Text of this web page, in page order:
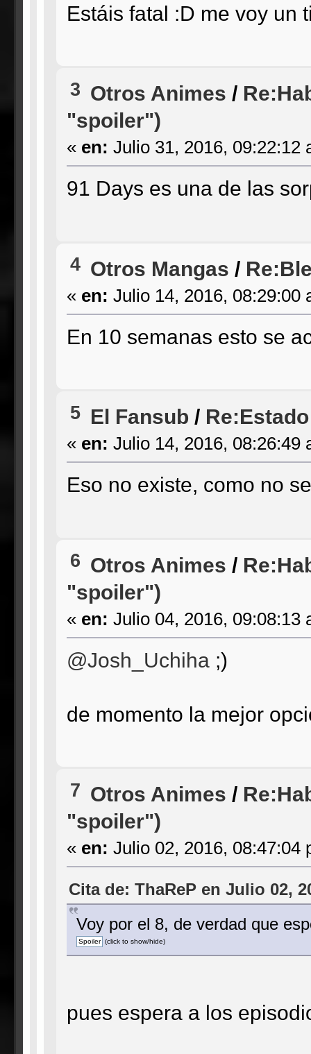
Estáis fatal :D me voy un
3 Otros Animes /
"spoiler")
« en: Julio 31, 2016, 09:22:12
91 Days es una de las
4 Otros Mangas /
« en: Julio 14, 2016, 08:29:00
En 10 semanas esto se
5 El Fansub /
« en: Julio 14, 2016, 08:26:49
Eso no existe, como no
6 Otros Animes /
"spoiler")
« en: Julio 04, 2016, 09:08:13
@Josh_Uchiha;)
de momento la mejor
7 Otros Animes /
"spoiler")
« en: Julio 02, 2016, 08:47:04
Cita de: ThaReP en Julio 02,
Voy por el 8, de verdad que
(click to show/hide)
pues espera a los